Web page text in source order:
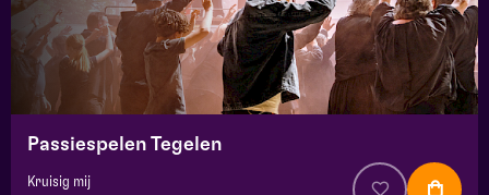
Passiespelen Tegelen
Kruisig mij